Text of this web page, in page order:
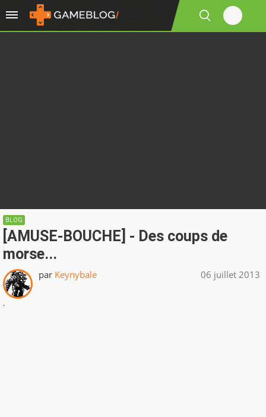
BLOG
[AMUSE-BOUCHE] - Des coups de
morse...
par Keynybale 06 juillet 2013
.